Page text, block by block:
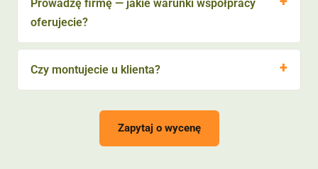
Prowadzę firmę — jakie warunki współpracy
oferujecie?
Czy montujecie u klienta?
Zapytaj o wycenę